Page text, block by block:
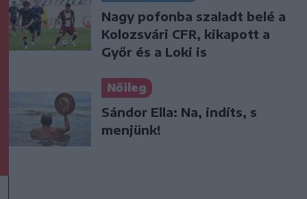
Nagy pofonba szaladt belé a
Kolozsvári CFR, kikapott a
Győr és a Loki is
Nőileg
Sándor Ella: Na, indíts, s
menjünk!